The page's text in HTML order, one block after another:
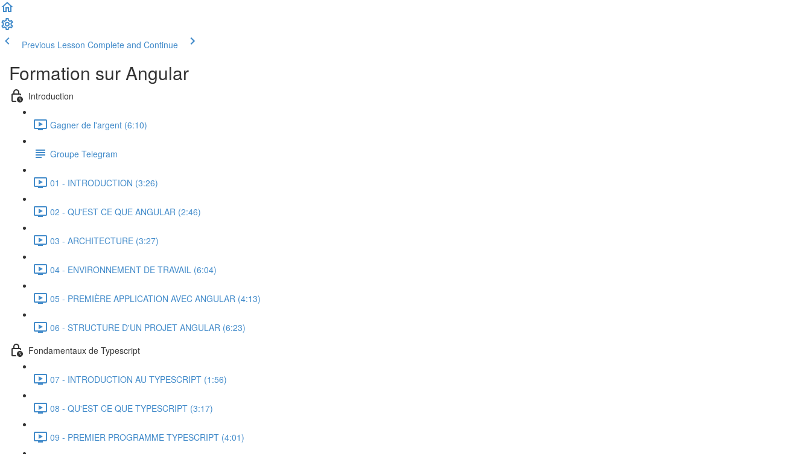
Previous Lesson Complete and Continue
Formation sur Angular
Introduction
Gagner de l'argent (6:10)
Groupe Telegram
01 - INTRODUCTION (3:26)
02 - QU'EST CE QUE ANGULAR (2:46)
03 - ARCHITECTURE (3:27)
04 - ENVIRONNEMENT DE TRAVAIL (6:04)
05 - PREMIÈRE APPLICATION AVEC ANGULAR (4:13)
06 - STRUCTURE D'UN PROJET ANGULAR (6:23)
Fondamentaux de Typescript
07 - INTRODUCTION AU TYPESCRIPT (1:56)
08 - QU'EST CE QUE TYPESCRIPT (3:17)
09 - PREMIER PROGRAMME TYPESCRIPT (4:01)